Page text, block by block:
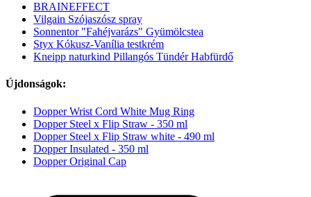
BRAINEFFECT
Vilgain Szójaszósz spray
Sonnentor "Fahéjvarázs" Gyümölcstea
Styx Kókusz-Vanília testkrém
Kneipp naturkind Pillangós Tündér Habfürdő
Újdonságok:
Dopper Wrist Cord White Mug Ring
Dopper Steel x Flip Straw - 350 ml
Dopper Steel x Flip Straw white - 490 ml
Dopper Insulated - 350 ml
Dopper Original Cap